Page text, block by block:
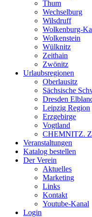
Thum
Wechselburg
Wilsdruff
Wolkenburg-
Wolkenstein
Wülknitz
Zeithain
Zwönitz
Urlaubsregionen
Oberlausitz
Sächsische
Dresden
Leipzig Region
Erzgebirge
Vogtland
CHEMNITZ.
Veranstaltungen
Katalog bestellen
Der Verein
Aktuelles
Marketing
Links
Kontakt
Youtube-Kanal
Login